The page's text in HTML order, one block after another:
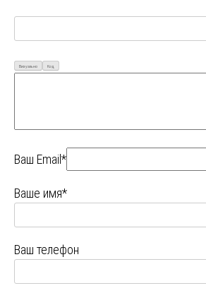
Визуально Код
Ваш Email*
Ваше имя*
Ваш телефон